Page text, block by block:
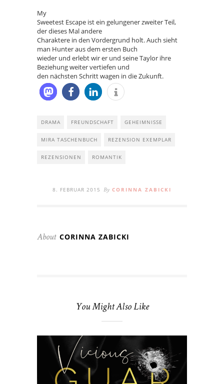
My
Sweetest Escape ist ein gelungener zweiter Teil,
der dieses Mal andere
Charaktere in den Vordergrund holt. Auch sieht
man Hunter aus dem ersten Buch
wieder und erlebt wir er und seine Taylor ihre
Beziehung weiter vertiefen und
den nächsten Schritt wagen in die Zukunft.
DRAMA FREUNDSCHAFT GEHEIMNISSE
MIRA TASCHENBUCH REZENSION EXEMPLAR
REZENSIONEN ROMANTIK
8. FEBRUAR 2015 By CORINNA ZABICKI
About CORINNA ZABICKI
You Might Also Like